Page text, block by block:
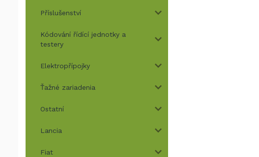
Příslušenství
Kódování řídící jednotky a
testery
Elektropřípojky
Ťažné zariadenia
Ostatní
Lancia
Fiat